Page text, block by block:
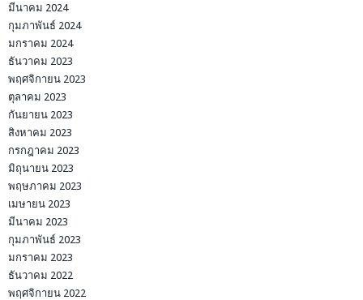
มีนาคม 2024
กุมภาพันธ์ 2024
มกราคม 2024
ธันวาคม 2023
พฤศจิกายน 2023
ตุลาคม 2023
กันยายน 2023
สิงหาคม 2023
กรกฎาคม 2023
มิถุนายน 2023
พฤษภาคม 2023
เมษายน 2023
มีนาคม 2023
กุมภาพันธ์ 2023
มกราคม 2023
ธันวาคม 2022
พฤศจิกายน 2022